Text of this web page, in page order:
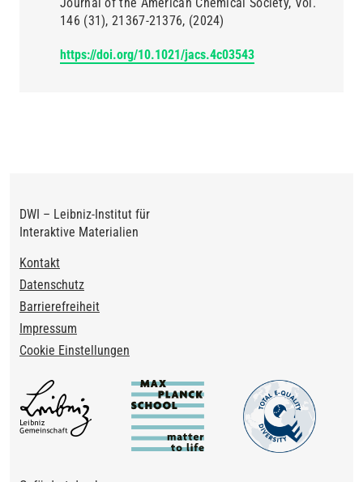
146 (31) 21367-21376 (2024)
https://doi.org/10.1021/jacs.4c03543
DWI – Leibniz-Institut für
Interaktive Materialien
Footer
Kontakt
Datenschutz
Barrierefreiheit
Impressum
Cookie Einstellungen